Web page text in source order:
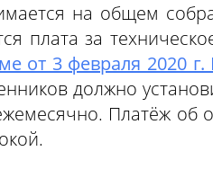
на общем
плата за
от 3 февраля 2020
должно
Платёж